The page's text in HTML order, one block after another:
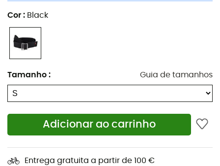
Cor : Black
Tamanho : Guia de tamanhos
Adicionar ao carrinho
Entrega gratuita a partir de 100 €
esqui alpino
adequado para um uso versátil. Ele garante total
liberdade de movimento, independentemente das
Cinto elástico para calças